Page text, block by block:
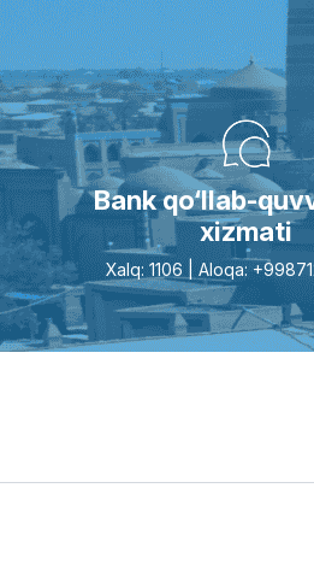
Bank qo‘llab-
xizmati
Xalq: 1106 | Aloqa: